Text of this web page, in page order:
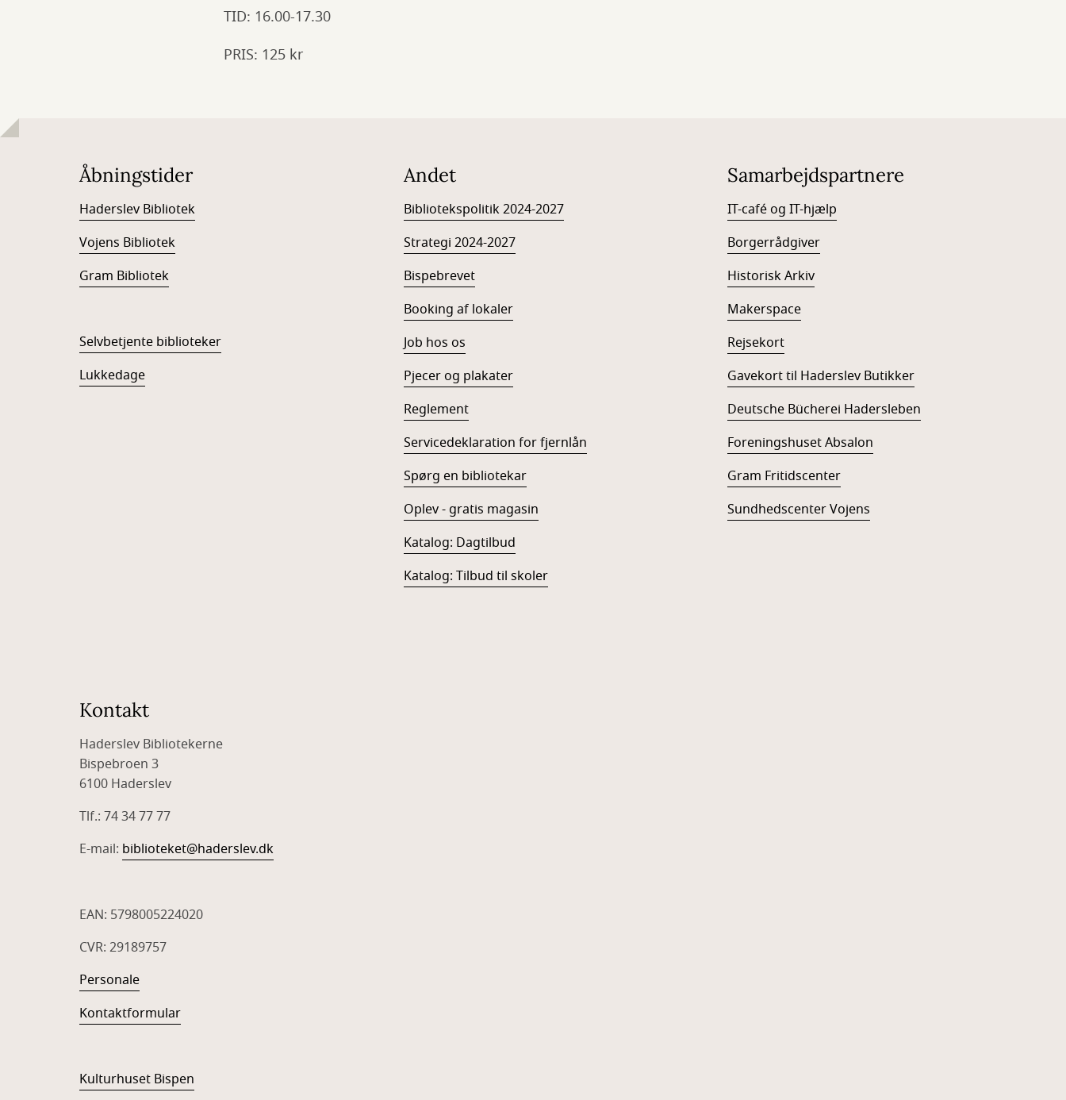
TID: 16.00-17.30
PRIS: 125 kr
Åbningstider
Haderslev Bibliotek
Vojens Bibliotek
Gram Bibliotek
Selvbetjente biblioteker
Lukkedage
Andet
Bibliotekspolitik 2024-2027
Strategi 2024-2027
Bispebrevet
Booking af lokaler
Job hos os
Pjecer og plakater
Reglement
Servicedeklaration for fjernlån
Spørg en bibliotekar
Oplev - gratis magasin
Katalog: Dagtilbud
Katalog: Tilbud til skoler
Samarbejdspartnere
IT-café og IT-hjælp
Borgerrådgiver
Historisk Arkiv
Makerspace
Rejsekort
Gavekort til Haderslev Butikker
Deutsche Bücherei Hadersleben
Foreningshuset Absalon
Gram Fritidscenter
Sundhedscenter Vojens
Kontakt
Haderslev Bibliotekerne
Bispebroen 3
6100 Haderslev
Tlf.: 74 34 77 77
E-mail: biblioteket@haderslev.dk
EAN: 5798005224020
CVR: 29189757
Personale
Kontaktformular
Kulturhuset Bispen